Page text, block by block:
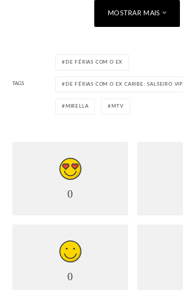
MOSTRAR MAIS
TAGS
DE FÉRIAS COM O EX
DE FÉRIAS COM O EX CARIBE: SALSEIRO VIP
MIRELLA MTV
0
0